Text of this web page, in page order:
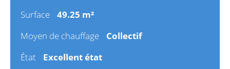
Surface
49.25 m²
Moyen de chauffage
Collectif
État
Excellent état